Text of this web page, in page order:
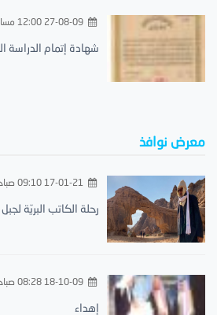
27-08-09 12:00 مساءً
شهادة إتمام الدراسة
معرض نوافذ
رحلة الكاتب البريّة
18-10-09 08:28 صباحاً
إهداء